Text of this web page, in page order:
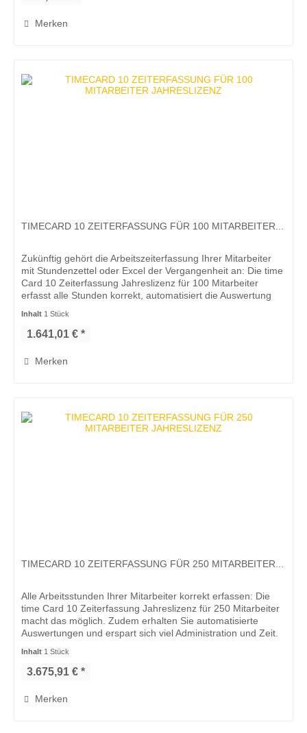
Merken
TIMECARD 10 ZEITERFASSUNG FÜR 100 MITARBEITER...
Zukünftig gehört die Arbeitszeiterfassung Ihrer Mitarbeiter
mit Stundenzettel oder Excel der Vergangenheit an: Die time
Card 10 Zeiterfassung Jahreslizenz für 100 Mitarbeiter
erfasst alle Stunden korrekt, automatisiert die Auswertung
Inhalt 1 Stück
1.641,01 € *
Merken
TIMECARD 10 ZEITERFASSUNG FÜR 250 MITARBEITER...
Alle Arbeitsstunden Ihrer Mitarbeiter korrekt erfassen: Die
time Card 10 Zeiterfassung Jahreslizenz für 250 Mitarbeiter
macht das möglich. Zudem erhalten Sie automatisierte
Auswertungen und erspart sich viel Administration und Zeit.
Inhalt 1 Stück
3.675,91 € *
Merken